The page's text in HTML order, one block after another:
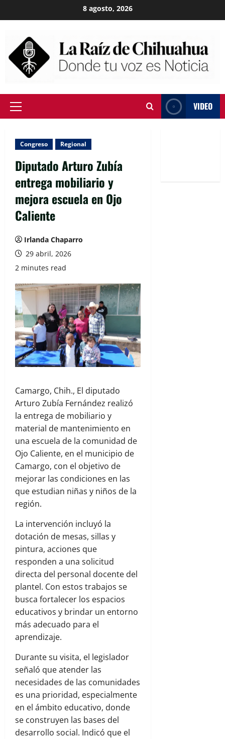
to
8 agosto, 2026
Primary
VIDEO
Congreso Regional
Diputado Arturo Zubía
entrega mobiliario y
mejora escuela en Ojo
Caliente
Irlanda Chaparro
29 abril, 2026
2 minutes read
Camargo, Chih., El diputado
Arturo Zubía Fernández realizó
la entrega de mobiliario y
material de mantenimiento en
una escuela de la comunidad de
Ojo Caliente, en el municipio de
Camargo, con el objetivo de
mejorar las condiciones en las
que estudian niñas y niños de la
región.
La intervención incluyó la
dotación de mesas, sillas y
pintura, acciones que
responden a una solicitud
directa del personal docente del
plantel. Con estos trabajos se
busca fortalecer los espacios
educativos y brindar un entorno
más adecuado para el
aprendizaje.
Durante su visita, el legislador
señaló que atender las
necesidades de las comunidades
es una prioridad, especialmente
en el ámbito educativo, donde
se construyen las bases del
desarrollo social. Indicó que el